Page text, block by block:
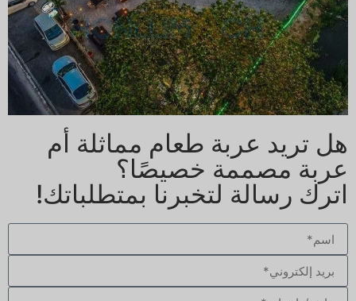
هل تريد عربة طعام مماثلة أم
عربة مصممة خصيصًا؟
اترك رسالة لتخبرنا بمتطلباتك!